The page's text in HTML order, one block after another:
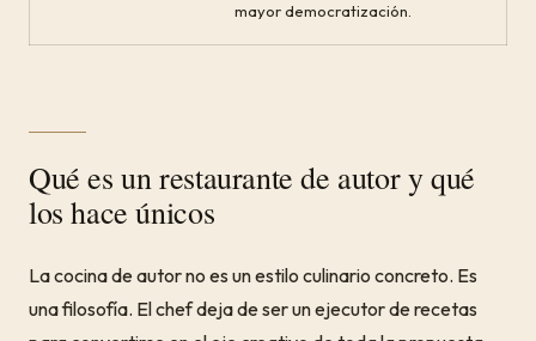
mayor democratización.
Qué es un restaurante de autor y qué
los hace únicos
La cocina de autor no es un estilo culinario concreto. Es
una filosofía. El chef deja de ser un ejecutor de recetas